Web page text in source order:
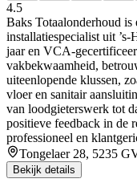
4.5
Baks Totaalonderhoud is
installatiespecialist uit
jaar en
vakbekwaamheid,
uiteenlopende klussen,
vloer en sanitair
van loodgieterswerk tot
positieve feedback in de
professioneel en
Tongelaer 28, 5235
Bekijk details